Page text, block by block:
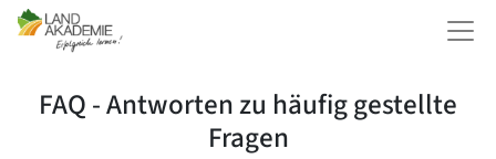
FAQ - Antworten zu häufig gestellte
Fragen